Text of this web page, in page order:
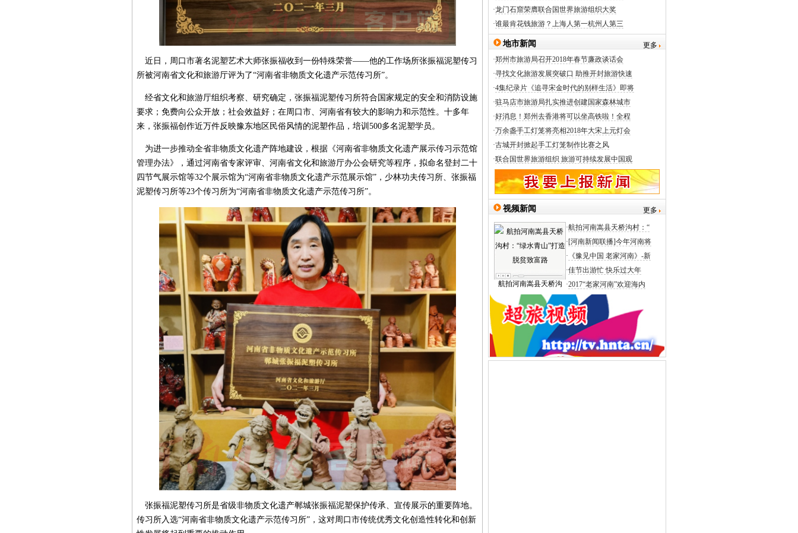
近日，周口市著名泥塑艺术大师张振福收到一份特殊荣誉——他的工作场所张振福泥塑传习
所被河南省文化和旅游厅评为了“河南省非物质文化遗产示范传习所”。
经省文化和旅游厅组织考察、研究确定，张振福泥塑传习所符合国家规定的安全和消防设施
要求；免费向公众开放；社会效益好；在周口市、河南省有较大的影响力和示范性。十多年
来，张振福创作近万件反映豫东地区民俗风情的泥塑作品，培训500多名泥塑学员。
为进一步推动全省非物质文化遗产阵地建设，根据《河南省非物质文化遗产展示传习示范馆
管理办法》，通过河南省专家评审、河南省文化和旅游厅办公会研究等程序，拟命名登封二十
四节气展示馆等32个展示馆为“河南省非物质文化遗产示范展示馆”，少林功夫传习所、张振福
泥塑传习所等23个传习所为“河南省非物质文化遗产示范传习所”。
张振福泥塑传习所是省级非物质文化遗产郸城张振福泥塑保护传承、宣传展示的重要阵地。
传习所入选“河南省非物质文化遗产示范传习所”，这对周口市传统优秀文化创造性转化和创新
·龙门石窟荣膺联合国世界旅游组织大奖
·谁最肯花钱旅游？上海人第一杭州人第三
地市新闻
更多
·郑州市旅游局召开2018年春节廉政谈话会
·寻找文化旅游发展突破口 助推开封旅游快速
·4集纪录片《追寻宋金时代的别样生活》即将
·驻马店市旅游局扎实推进创建国家森林城市
·好消息！郑州去香港将可以坐高铁啦！全程
·万余盏手工灯笼将亮相2018年大宋上元灯会
·古城开封掀起手工灯笼制作比赛之风
·联合国世界旅游组织 旅游可持续发展中国观
视频新闻 更多
航拍河南嵩县天桥沟
·航拍河南嵩县天桥沟村：“
·[河南新闻联播]今年河南将
· 《豫见中国 老家河南》-新
·佳节出游忙 快乐过大年
·2017“老家河南”欢迎海内